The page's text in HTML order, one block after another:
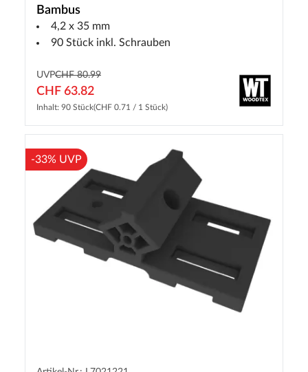
Bambus
4,2 x 35 mm
90 Stück inkl. Schrauben
UVPCHF 80.99
CHF 63.82
Inhalt: 90 Stück(CHF 0.71 / 1 Stück)
-33% UVP